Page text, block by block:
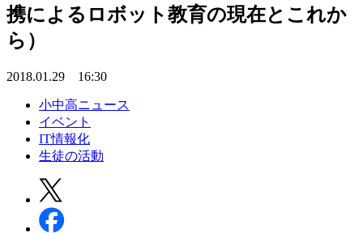
携によるロボット教育の現在とこれか
ら）
2018.01.29 16:30
小中高ニュース
イベント
IT情報化
生徒の活動